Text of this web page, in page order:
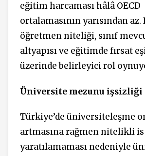
eğitim harcama­sı hâlâ OECD
ortalamasının ya­rısından
öğretmen niteliği, sınıf
alt­yapısı ve eğitimde fırsat
üzerinde belirleyici rol
Üniversite mezunu işsizliği
Türkiye’de üniversiteleşme
artmasına rağmen ni­telikli
yaratılamaması nedeniyle